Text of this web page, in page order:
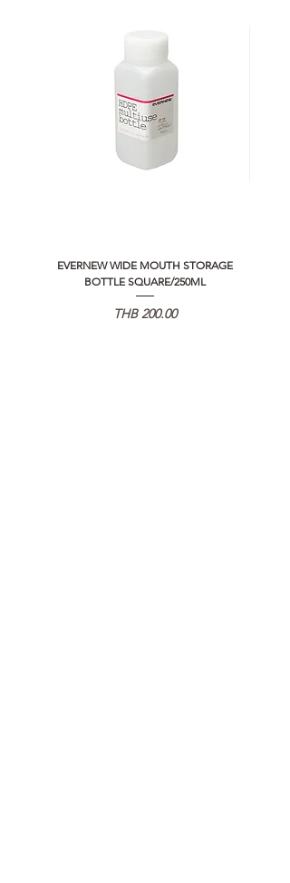
EVERNEW WIDE MOUTH STORAGE
BOTTLE SQUARE/250ML
Price
THB 200.00